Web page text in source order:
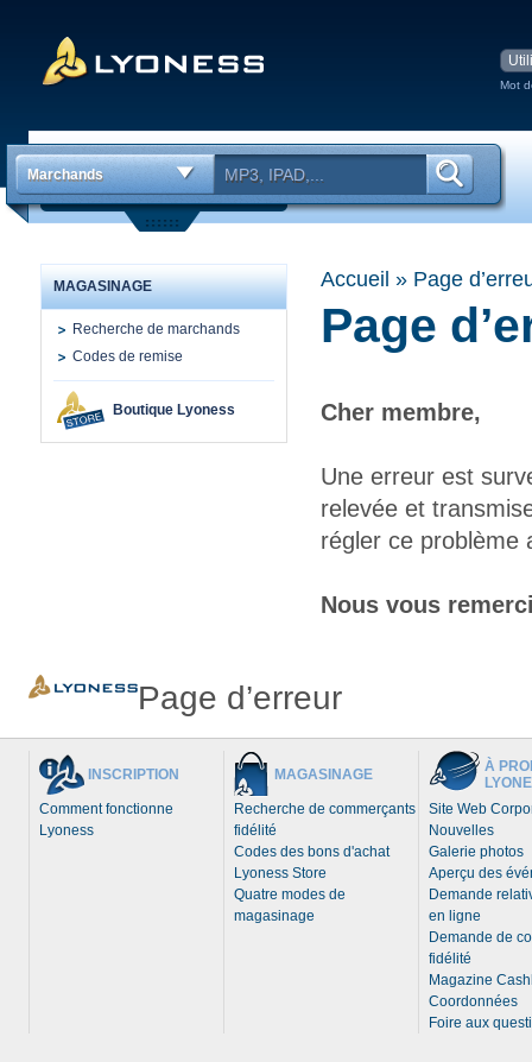
Mot
Marchands
MAGASINAGE
Recherche de marchands
Codes de remise
Boutique Lyoness
Accueil » Page
Page
Cher membre,
Une erreur est
relevée et
régler ce problème
Nous vous
Page d’erreur
INSCRIPTION
Comment fonctionne
Lyoness
MAGASINAGE
Recherche de commerçants
fidélité
Codes des bons d'achat
Lyoness Store
Quatre modes de
magasinage
À
Site Web
Nouvelles
Galerie photos
Aperçu des
Demande
en ligne
Demande de
fidélité
Magazine
Coordonnées
Foire aux